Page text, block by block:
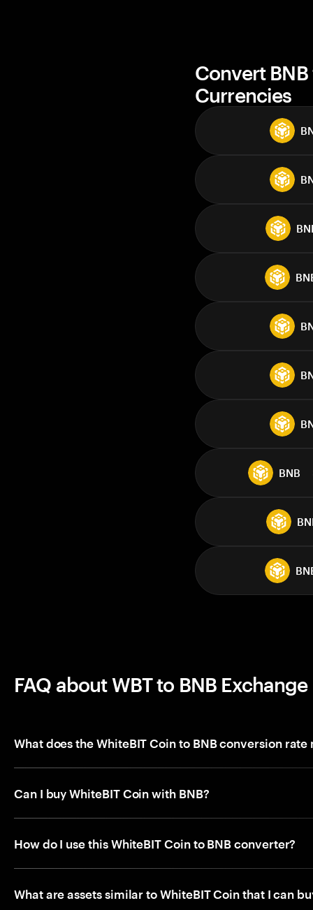
Convert
Currencies
BNB
FAQ about WBT to BNB Exchange
What does the WhiteBIT Coin to BNB conversion rate
Can I buy WhiteBIT Coin with BNB?
How do I use this WhiteBIT Coin to BNB converter?
What are assets similar to WhiteBIT Coin that I can